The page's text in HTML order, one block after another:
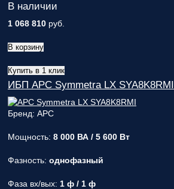
В наличии
1 068 810 руб.
В корзину
Купить в 1 клик
ИБП APC Symmetra LX SYA8K8RMI
Бренд: APC
Мощность: 8 000 ВА / 5 600 Вт
Фазность: однофазный
Фаза вх/вых: 1 ф / 1 ф